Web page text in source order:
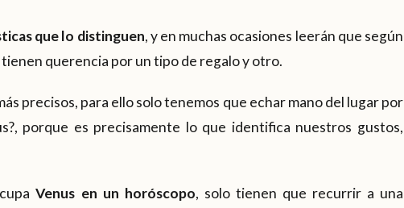
que lo distinguen, y en muchas ocasiones leerán que según
querencia por un tipo de regalo y otro.
precisos, para ello solo tenemos que echar mano del lugar por
porque es precisamente lo que identifica nuestros gustos,
Venus en un horóscopo, solo tienen que recurrir a una